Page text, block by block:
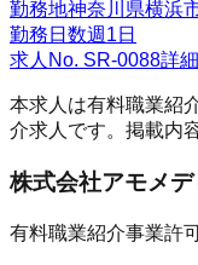
勤務地神奈川県横浜
勤務日数週1日
求人No. SR-0088詳
本求人は有料職業紹
介求人です。掲載内
株式会社アモメデ
有料職業紹介事業許